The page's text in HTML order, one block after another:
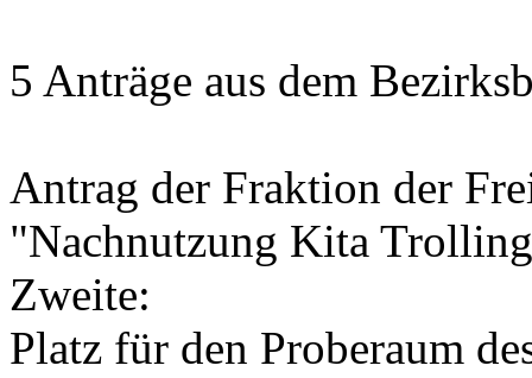
5 Anträge aus dem
Antrag der Fraktion der
"Nachnutzung Kita
Zweite:
Platz für den Proberaum